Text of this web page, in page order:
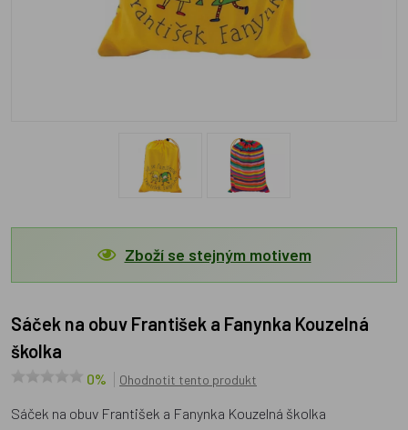
Zboží se stejným motivem
Sáček na obuv František a Fanynka Kouzelná
školka
0% Ohodnotit tento produkt
Sáček na obuv František a Fanynka Kouzelná školka